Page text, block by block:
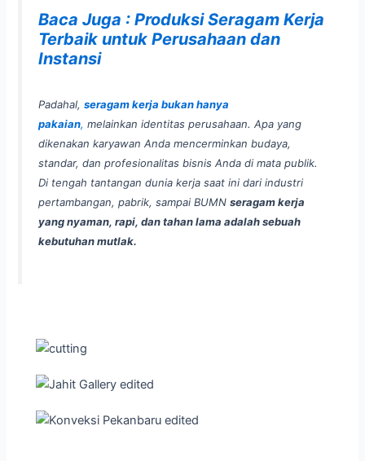
Baca Juga : Produksi Seragam Kerja
Terbaik untuk Perusahaan dan
Instansi
Padahal,seragam kerja bukan hanya
pakaian, melainkanidentitas perusahaan. Apa yang
dikenakan karyawan Anda mencerminkan budaya,
standar, dan profesionalitas bisnis Anda di mata publik.
Di tengah tantangan dunia kerja saat ini dari industri
pertambangan, pabrik, sampai BUMNseragam kerja
yang nyaman, rapi, dan tahan lama adalah sebuah
kebutuhan mutlak.